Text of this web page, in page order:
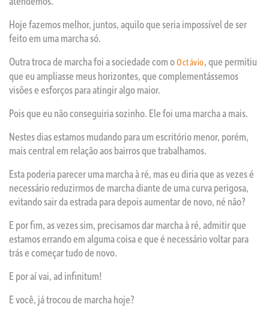
Hoje fazemos melhor, juntos, aquilo que seria impossível de ser
feito em uma marcha só.
Outra troca de marcha foi a sociedade com oOctávio, que permitiu
que eu ampliasse meus horizontes, que complementássemos
visões e esforços para atingir algo maior.
Pois que eu não conseguiria sozinho. Ele foi uma marcha a mais.
Nestes dias estamos mudando para um escritório menor, porém,
mais central em relação aos bairros que trabalhamos.
Esta poderia parecer uma marcha à ré, mas eu diria que as vezes é
necessário reduzirmos de marcha diante de uma curva perigosa,
evitando sair da estrada para depois aumentar de novo, né não?
E por fim, as vezes sim, precisamos dar marcha à ré, admitir que
estamos errando em alguma coisa e que é necessário voltar para
trás e começar tudo de novo.
E por aí vai, ad infinitum!
E você, já trocou de marcha hoje?